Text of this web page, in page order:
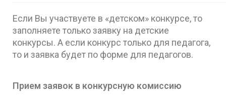
Если Вы участвуете в «детском» конкурсе, то
заполняете только заявку на детские
конкурсы. А если конкурс только для педагога,
то и заявка будет по форме для педагогов.
Прием заявок в конкурсную комиссию